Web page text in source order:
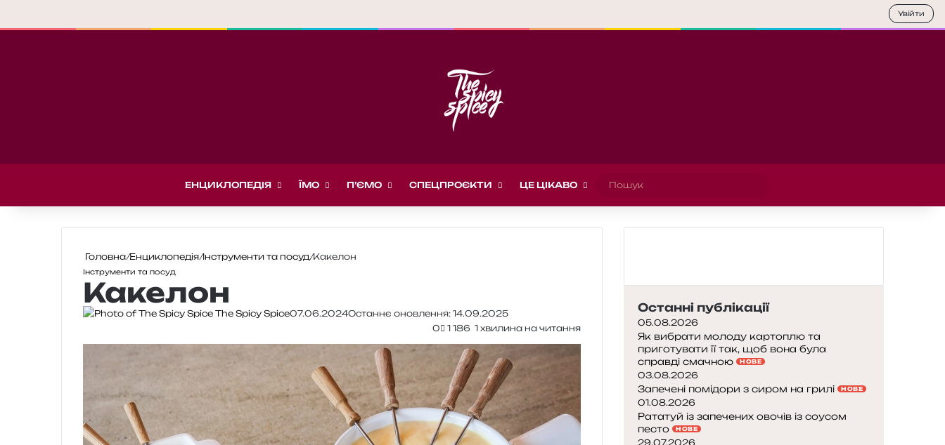
ЕНЦИКЛОПЕДІЯ ЇМО П’ЄМО СПЕЦПРОЄКТИ ЦЕ ЦІКАВО
Головна/Енциклопедія/Інструменти та посуд/Какелон
Інструменти та посуд
Какелон
The Spicy Spice07.06.2024Останнє оновлення: 14.09.2025
0
1 186 1 хвилина на читання
Останні публікації
05.08.2026
Як вибрати молоду картоплю та
приготувати її так, щоб вона була
справді смачною
НОВЕ
03.08.2026
Запечені помідори з сиром на грилі НОВЕ
01.08.2026
Рататуй із запечених овочів із соусом
песто
НОВЕ
29.07.2026
Увійти